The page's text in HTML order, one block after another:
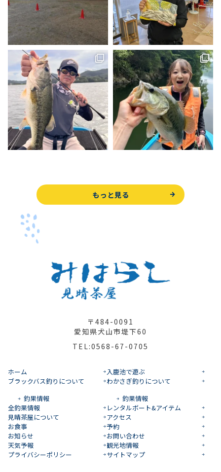
もっと見る
〒484-0091
愛知県犬山市堤下60
TEL:0568-67-0705
ホーム
入鹿池で遊ぶ
ブラックバス釣りについて
釣果情報
わかさぎ釣りについて
釣果情報
全釣果情報
レンタルボート&アイテム
見晴茶屋について
アクセス
お食事
予約
お知らせ
お問い合わせ
天気予報
観光地情報
プライバシーポリシー
サイトマップ